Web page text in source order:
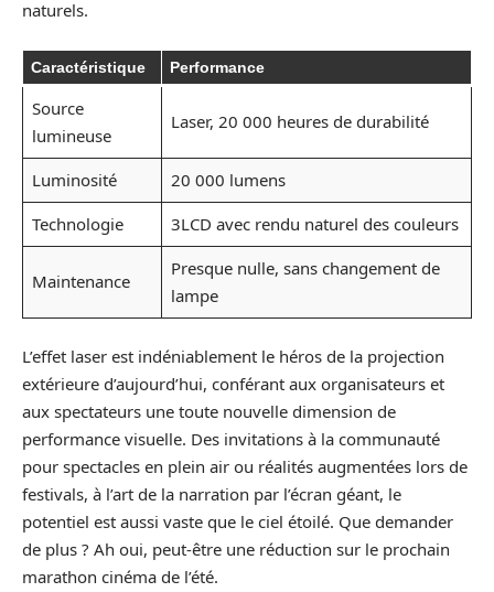
naturels.
Caractéristique Performance
Source
lumineuse
Laser, 20 000 heures de durabilité
Luminosité
20 000 lumens
Technologie
3LCD avec rendu naturel des couleurs
Maintenance
Presque nulle, sans changement de
lampe
L’effet laser est indéniablement le héros de la projection
extérieure d’aujourd’hui, conférant aux organisateurs et
aux spectateurs une toute nouvelle dimension de
performance visuelle. Des invitations à la communauté
pour spectacles en plein air ou réalités augmentées lors de
festivals, à l’art de la narration par l’écran géant, le
potentiel est aussi vaste que le ciel étoilé. Que demander
de plus ? Ah oui, peut-être une réduction sur le prochain
marathon cinéma de l’été.